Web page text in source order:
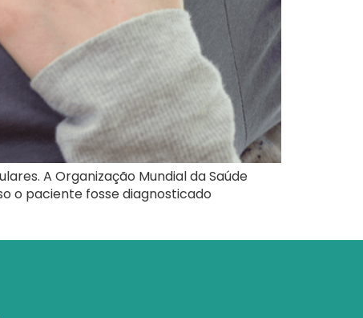
A Organização Mundial da Saúde
o paciente fosse diagnosticado